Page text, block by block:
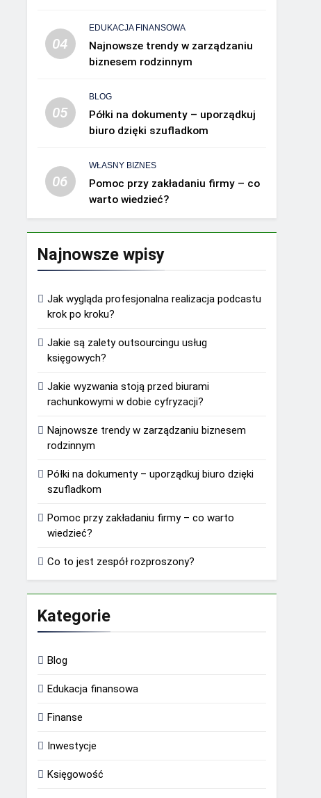
04
EDUKACJA FINANSOWA
Najnowsze trendy w zarządzaniu
biznesem rodzinnym
05
BLOG
Półki na dokumenty – uporządkuj
biuro dzięki szufladkom
06
WŁASNY BIZNES
Pomoc przy zakładaniu firmy – co
warto wiedzieć?
Najnowsze wpisy
Jak wygląda profesjonalna realizacja podcastu
krok po kroku?
Jakie są zalety outsourcingu usług
księgowych?
Jakie wyzwania stoją przed biurami
rachunkowymi w dobie cyfryzacji?
Najnowsze trendy w zarządzaniu biznesem
rodzinnym
Półki na dokumenty – uporządkuj biuro dzięki
szufladkom
Pomoc przy zakładaniu firmy – co warto
wiedzieć?
Co to jest zespół rozproszony?
Kategorie
Blog
Edukacja finansowa
Finanse
Inwestycje
Księgowość